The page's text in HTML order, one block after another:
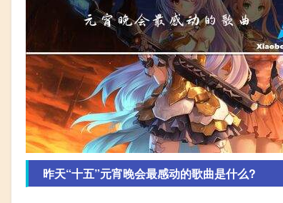
昨天“十五”元宵晚会最感动的歌曲是什么?